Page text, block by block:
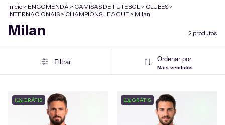
Início > ENCOMENDA > CAMISAS DE FUTEBOL > CLUBES >
INTERNACIONAIS > CHAMPIONS LEAGUE > Milan
Milan 2 produtos
Filtrar Ordenar por:
Mais vendidos
GRÁTIS GRÁTIS